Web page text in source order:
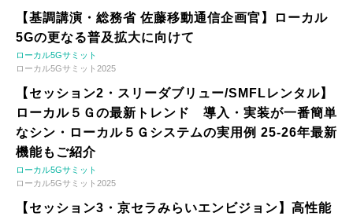
【基調講演・総務省 佐藤移動通信企画官】ローカル
5Gの更なる普及拡大に向けて
ローカル5Gサミット
ローカル5Gサミット2025
【セッション2・スリーダブリュー/SMFLレンタル】
ローカル５Ｇの最新トレンド 導入・実装が一番簡単
なシン・ローカル５Ｇシステムの実用例 25-26年最新
機能もご紹介
ローカル5Gサミット
ローカル5Gサミット2025
【セッション3・京セラみらいエンビジョン】高性能